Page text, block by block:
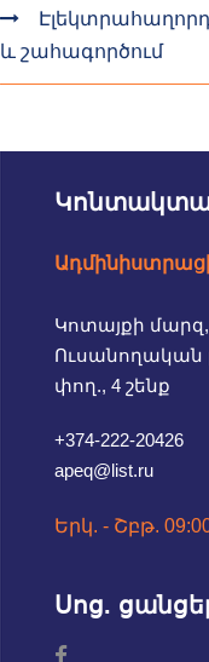
և շահագործում
Կոտայքի
փող., 4 շենք
+374-222-20426
apeq@list.ru
Երկ. - Շբթ.
Սոց.